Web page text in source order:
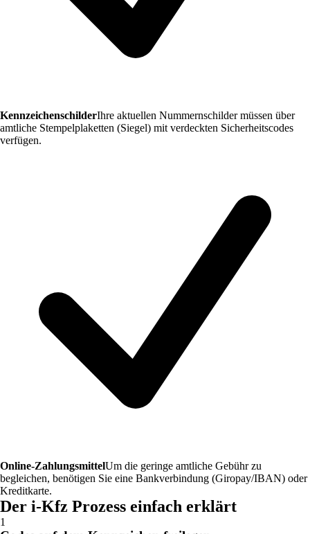
KennzeichenschilderIhre aktuellen Nummernschilder müssen über
amtliche Stempelplaketten (Siegel) mit verdeckten Sicherheitscodes
verfügen.
Online-ZahlungsmittelUm die geringe amtliche Gebühr zu
begleichen, benötigen Sie eine Bankverbindung (Giropay/IBAN) oder
Kreditkarte.
Der i-Kfz Prozess einfach erklärt
1